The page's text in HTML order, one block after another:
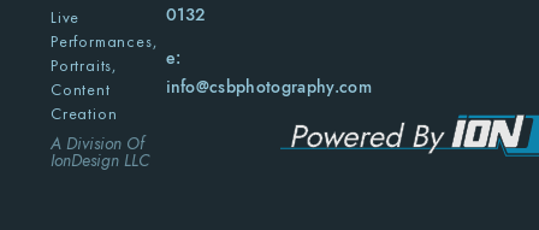
Live
Performances,
Portraits,
Content
Creation
A Division Of
IonDesign LLC
0132
e:
info@csbphotography.com